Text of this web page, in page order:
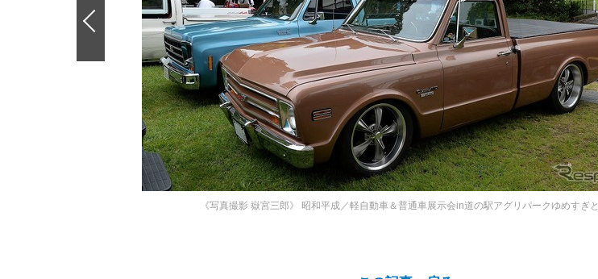
《写真撮影 嶽宮三郎》 昭和平成／軽自動車＆普通車展示会in道の駅アグリパークゆめすぎと